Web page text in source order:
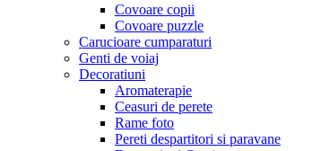
Covoare copii
Covoare puzzle
Carucioare cumparaturi
Genti de voiaj
Decoratiuni
Aromaterapie
Ceasuri de perete
Rame foto
Pereti despartitori si paravane